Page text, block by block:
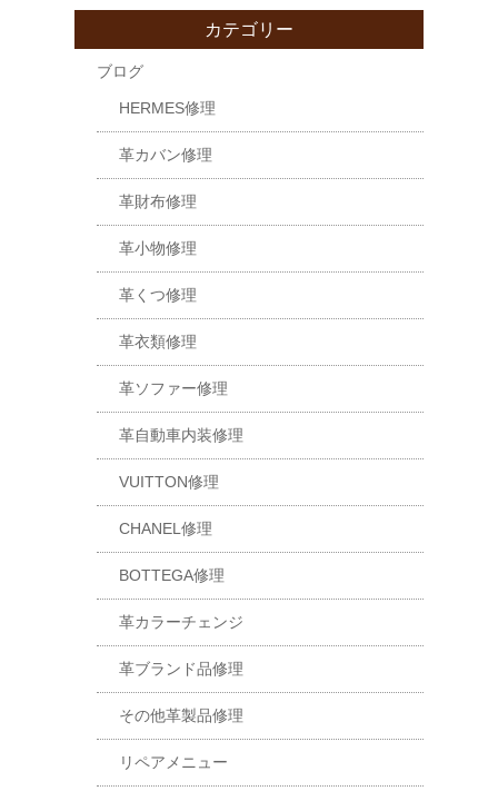
カテゴリー
ブログ
HERMES修理
革カバン修理
革財布修理
革小物修理
革くつ修理
革衣類修理
革ソファー修理
革自動車内装修理
VUITTON修理
CHANEL修理
BOTTEGA修理
革カラーチェンジ
革ブランド品修理
その他革製品修理
リペアメニュー